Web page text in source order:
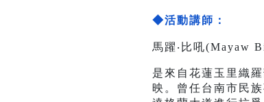
◆活動講師：
馬躍‧比吼(Mayaw
是來自花蓮玉里織
映。曾任台南市民